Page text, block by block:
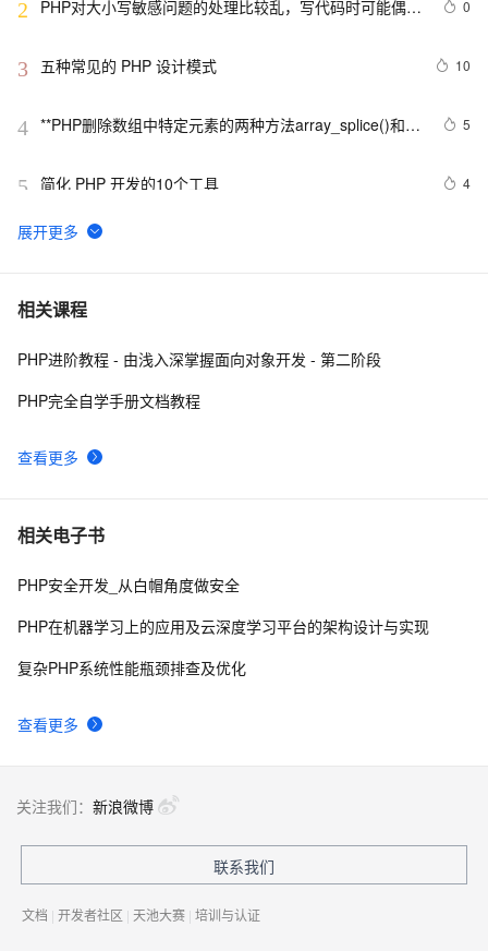
2
PHP对大小写敏感问题的处理比较乱，写代码时可能偶尔
0
3 五种常见的 PHP 设计模式 10
4 **PHP删除数组中特定元素的两种方法array_splice()和
5
5 简化 PHP 开发的10个工具 4
6 PHP5中定义对象的字符串值
7 PHP 接口
8 使用消息服务(MNS)订阅阿里云物联网平台设备消息PHP
相关课程
查看更多
PHP进阶教程 - 由浅入深掌握面向对象开发 - 第二阶段
PHP完全自学手册文档教程
相关电子书
查看更多
PHP安全开发_从白帽角度做安全
PHP在机器学习上的应用及云深度学习平台的架构设计与实现
复杂PHP系统性能瓶颈排查及优化
关注我们： 新浪微博
联系我们
文档 | 开发者社区 | 天池大赛 | 培训与认证